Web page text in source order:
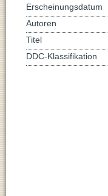
Erscheinungsdatum
Autoren
Titel
DDC-Klassifikation